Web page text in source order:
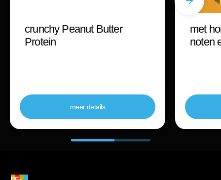
crunchy Peanut Butter
Protein
meer details
met
noten